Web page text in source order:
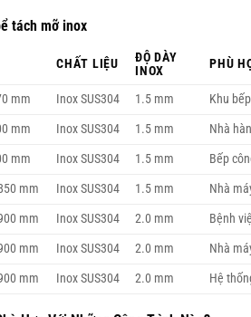
tách mỡ inox
CHẤT LIỆU
ĐỘ DÀY
INOX
PHÙ
mm Inox SUS304 1.5 mm
Khu
mm Inox SUS304 1.5 mm
Nhà
mm Inox SUS304 1.5 mm
Bếp
mm Inox SUS304 1.5 mm
Nhà
mm Inox SUS304 2.0 mm
Bệnh
mm Inox SUS304 2.0 mm
Nhà
mm Inox SUS304 2.0 mm Hệ